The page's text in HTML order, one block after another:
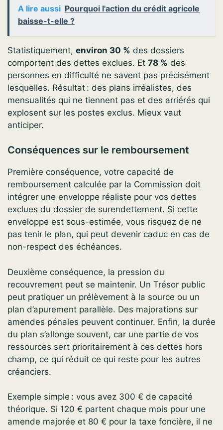
A lire aussi Pourquoi l'action du crédit agricole
baisse-t-elle ?
Statistiquement, environ 30 % des dossiers
comportent des dettes exclues. Et 78 % des
personnes en difficulté ne savent pas précisément
lesquelles. Résultat : des plans irréalistes, des
mensualités qui ne tiennent pas et des arriérés qui
explosent sur les postes exclus. Mieux vaut
anticiper.
Conséquences sur le remboursement
Première conséquence, votre capacité de
remboursement calculée par la Commission doit
intégrer une enveloppe réaliste pour vos dettes
exclues du dossier de surendettement. Si cette
enveloppe est sous-estimée, vous risquez de ne
pas tenir le plan, qui peut devenir caduc en cas de
non-respect des échéances.
Deuxième conséquence, la pression du
recouvrement peut se maintenir. Un Trésor public
peut pratiquer un prélèvement à la source ou un
plan d’apurement parallèle. Des majorations sur
amendes pénales peuvent continuer. Enfin, la durée
du plan s’allonge souvent, car une partie de vos
ressources sert prioritairement à ces dettes hors
champ, ce qui réduit ce qui reste pour les autres
créanciers.
Exemple simple : vous avez 300 € de capacité
théorique. Si 120 € partent chaque mois pour une
amende majorée et 80 € pour la taxe foncière, il ne